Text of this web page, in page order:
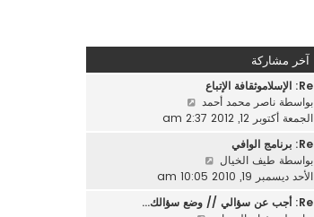
آخر مشاركة
Re: الإسلاموثقافة الإتباع
بواسطة ناصر محمد أحمد
خ
الجمعة أكتوبر 12, 2012 2:37 am
Re: برنامج الوافي
بواسطة طيف الخيال
ا
د
الأحد ديسمبر 19, 2010 10:05 am
Re: أجب عن سؤالي // وضع سؤالك…